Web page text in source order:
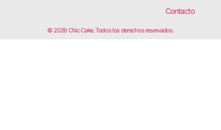
Contacto
© 2026 Chic Cake. Todos los derechos reservados.